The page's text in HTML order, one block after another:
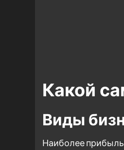
Какой
Виды
Наиболее